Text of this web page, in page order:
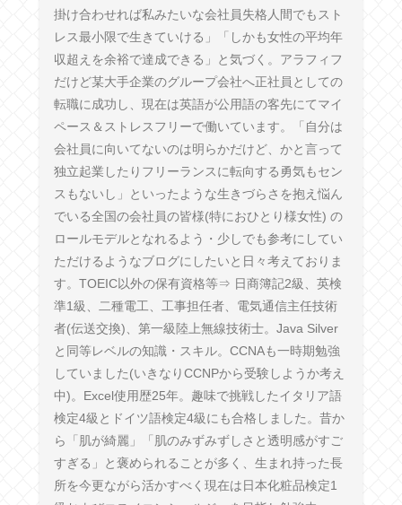
掛け合わせれば私みたいな会社員失格人間でもスト
レス最小限で生きていける」「しかも女性の平均年
収超えを余裕で達成できる」と気づく。アラフィフ
だけど某大手企業のグループ会社へ正社員としての
転職に成功し、現在は英語が公用語の客先にてマイ
ペース＆ストレスフリーで働いています。「自分は
会社員に向いてないのは明らかだけど、かと言って
独立起業したりフリーランスに転向する勇気もセン
スもないし」といったような生きづらさを抱え悩ん
でいる全国の会社員の皆様(特におひとり様女性) の
ロールモデルとなれるよう・少しでも参考にしてい
ただけるようなブログにしたいと日々考えておりま
す。TOEIC以外の保有資格等⇒ 日商簿記2級、英検
準1級、二種電工、工事担任者、電気通信主任技術
者(伝送交換)、第一級陸上無線技術士。Java Silver
と同等レベルの知識・スキル。CCNAも一時期勉強
していました(いきなりCCNPから受験しようか考え
中)。Excel使用歴25年。趣味で挑戦したイタリア語
検定4級とドイツ語検定4級にも合格しました。昔か
ら「肌が綺麗」「肌のみずみずしさと透明感がすご
すぎる」と褒められることが多く、生まれ持った長
所を今更ながら活かすべく現在は日本化粧品検定1